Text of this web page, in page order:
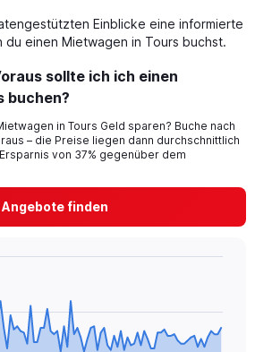
Einblicke eine informierte
du einen Mietwagen in Tours buchst.
sollte ich ich einen
buchen?
in Tours Geld sparen? Buche nach
– die Preise liegen dann durchschnittlich
von 37% gegenüber dem
Angebote finden